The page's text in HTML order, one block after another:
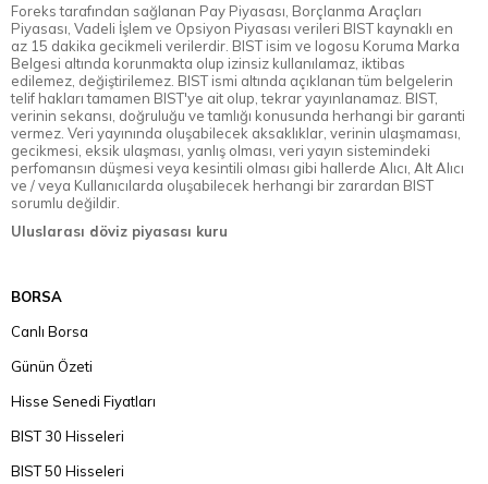
Foreks tarafından sağlanan Pay Piyasası, Borçlanma Araçları
Piyasası, Vadeli İşlem ve Opsiyon Piyasası verileri BIST kaynaklı en
az 15 dakika gecikmeli verilerdir. BIST isim ve logosu Koruma Marka
Belgesi altında korunmakta olup izinsiz kullanılamaz, iktibas
edilemez, değiştirilemez. BIST ismi altında açıklanan tüm belgelerin
telif hakları tamamen BIST'ye ait olup, tekrar yayınlanamaz. BIST,
verinin sekansı, doğruluğu ve tamlığı konusunda herhangi bir garanti
vermez. Veri yayınında oluşabilecek aksaklıklar, verinin ulaşmaması,
gecikmesi, eksik ulaşması, yanlış olması, veri yayın sistemindeki
perfomansın düşmesi veya kesintili olması gibi hallerde Alıcı, Alt Alıcı
ve / veya Kullanıcılarda oluşabilecek herhangi bir zarardan BIST
sorumlu değildir.
Uluslarası döviz piyasası kuru
BORSA
Canlı Borsa
Günün Özeti
Hisse Senedi Fiyatları
BIST 30 Hisseleri
BIST 50 Hisseleri